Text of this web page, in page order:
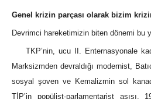
Genel krizin parçası olarak bizim
Devrimci hareketimizin biten dönemi bu
TKP’nin, ucu II. Enternasyonale
Marksizmden devraldığı modernist,
sosyal şoven ve Kemalizmin sol
TİP’in popülist-parlamentarist aşısı,